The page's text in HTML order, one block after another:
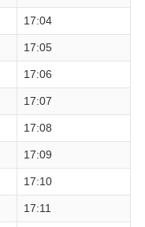
17:04
17:05
17:06
17:07
17:08
17:09
17:10
17:11